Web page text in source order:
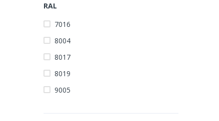
RAL
7016
8004
8017
8019
9005